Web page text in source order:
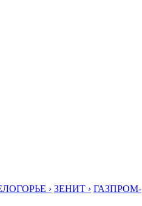
› ЗЕНИТ › ГАЗПРОМ-